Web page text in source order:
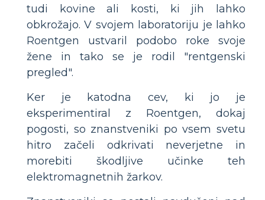
tudi kovine ali kosti, ki jih lahko
obkrožajo. V svojem laboratoriju je lahko
Roentgen ustvaril podobo roke svoje
žene in tako se je rodil "rentgenski
pregled".
Ker je katodna cev, ki jo je
eksperimentiral z Roentgen, dokaj
pogosti, so znanstveniki po vsem svetu
hitro začeli odkrivati ​​neverjetne in
morebiti škodljive učinke teh
elektromagnetnih žarkov.